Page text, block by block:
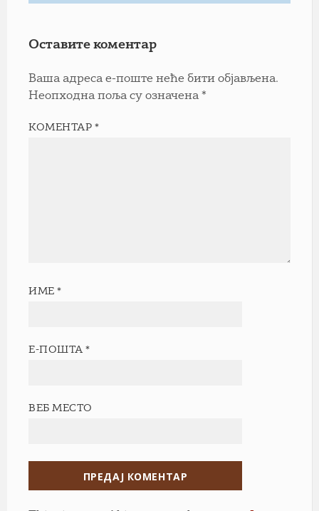
Оставите коментар
Ваша адреса е-поште неће бити објављена.
Неопходна поља су означена *
КОМЕНТАР*
ИМЕ*
Е-ПОШТА*
ВЕБ МЕСТО